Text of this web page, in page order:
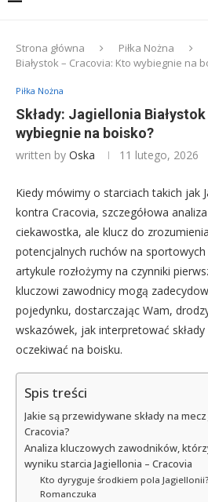
Strona główna Piłka Nożna
Białystok – Cracovia: Kto wybiegnie na
Piłka Nożna
Składy: Jagiellonia
wybiegnie na boisko?
written by Oska 11 lutego, 2026
Kiedy mówimy o starciach takich jak
kontra Cracovia, szczegółowa
ciekawostka, ale klucz do
potencjalnych ruchów na sportowych
artykule rozłożymy na czynniki
kluczowi zawodnicy mogą
pojedynku, dostarczając Wam,
wskazówek, jak interpretować
oczekiwać na boisku.
Spis treści
Jakie są przewidywane składy na
Cracovia?
Analiza kluczowych zawodników,
wyniku starcia Jagiellonia – Cracovia
Kto dyryguje środkiem pola
Romanczuka